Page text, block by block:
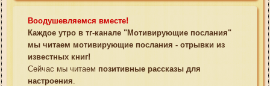
Воодушевляемся вместе!
Каждое утро в тг-канале "Мотивирующие послания"
мы читаем мотивирующие послания - отрывки из
известных книг!
Сейчас мы читаем позитивные рассказы для
настроения